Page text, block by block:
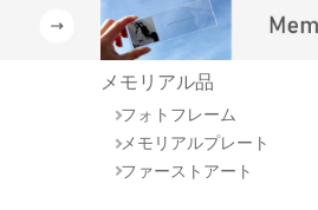
メモリアル品
フォトフレーム
メモリアルプレート
ファーストアート